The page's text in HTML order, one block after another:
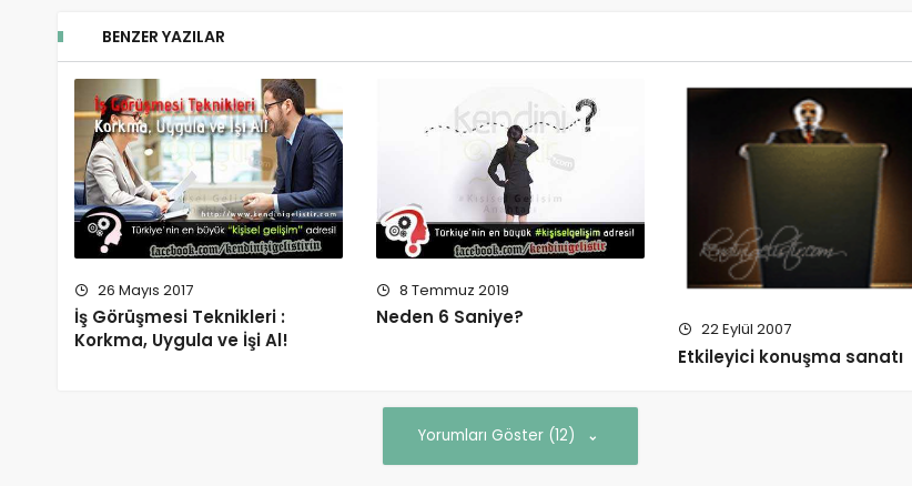
BENZER YAZILAR
26 Mayıs 2017
İş Görüşmesi Teknikleri :
Korkma, Uygula ve İşi Al!
8 Temmuz 2019
Neden 6 Saniye?
22 Eylül 2007
Etkileyici konuşma sanatı
Yorumları Göster (12)